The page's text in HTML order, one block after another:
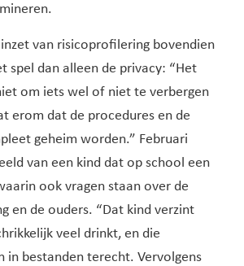
van risicoprofilering bovendien
spel dan alleen de privacy: “Het
om iets wel of niet te verbergen
erom dat de procedures en de
geheim worden.” Februari
van een kind dat op school een
ook vragen staan over de
en de ouders. “Dat kind verzint
veel drinkt, en die
in bestanden terecht. Vervolgens